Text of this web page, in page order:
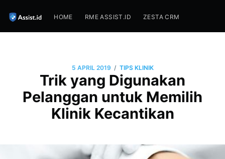
HOME RME ASSIST.ID ZESTA CRM
5 APRIL 2019 / TIPS KLINIK
Trik yang Digunakan
Pelanggan untuk Memilih
Klinik Kecantikan